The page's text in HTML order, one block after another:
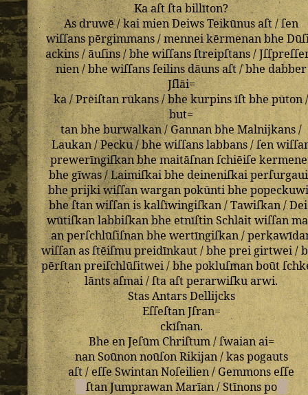
Kaaſtſtabillīton?
Asdruwē/kaimienDeiws Teikūnus aſt/ſen
wiſſanspērgimmans/menneikērmenanbhe
ackins/āuſins/bhe wiſſansſtreipſtans/
nien/bhewiſſansſeilins dāunsaſt/bhe dabber
Jſlāi=
ka/Prēiſtanrūkans/bhekurpinsīſt bhepūton
but=
tanbhe burwalkan/Gannan bheMalnijkans/
Laukan/Pecku/bhe wiſſanslabbans/ſen
prewerīngiſkanbhemaitāſnanſchiēiſe
bhe gīwas/Laimiſkaibhedeineniſkaiperſurgaui
bheprijkiwiſſanwarganpokūntibhe popeckuwi
bheſtanwiſſanis kalſīwingiſkan/Tawiſkan/
wūtiſkanlabbiſkanbhe etnīſtinSchlāitwiſſan
anperſchlūſiſnanbhe wertīngiſkan/
wiſſan asſtēiſmupreidīnkaut/bhe prei girtwei/
pērſtanpreiſchlūſitwei/bhe pokluſmanboūt
lāntsaſmai/ſta aſtperarwiſkuarwi.
StasAntarsDellijcks
EſſeſtanJſran=
ckīſnan.
BheenJeſūmChriſtum/ſwaianai=
nanSoūnonnoūſonRikijan/kaspogauts
aſt/eſſeSwintan Noſeilien/Gemmons eſſe
ſtanJumprawanMarīan/Stīnonspo